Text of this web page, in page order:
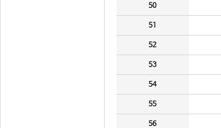
50
51
52
53
54
55
56